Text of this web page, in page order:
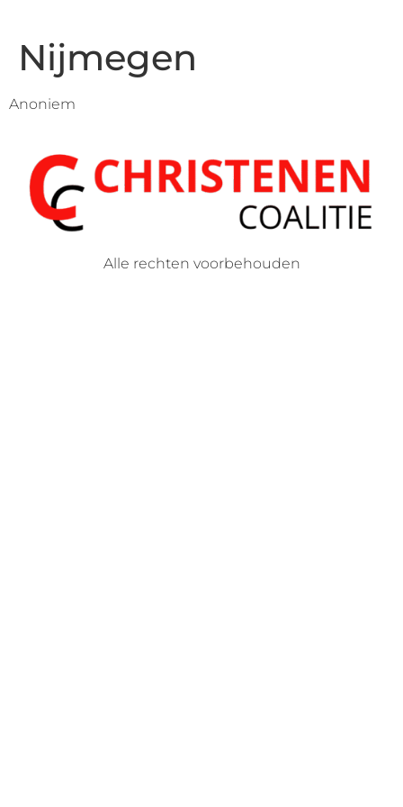
Nijmegen
Anoniem
Alle rechten voorbehouden